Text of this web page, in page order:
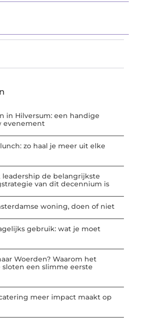
in Hilversum: een handige
evenement
zo haal je meer uit elke
de belangrijkste
van dit decennium is
woning, doen of niet
gebruik: wat je moet
Woerden? Waarom het
sloten een slimme eerste
meer impact maakt op